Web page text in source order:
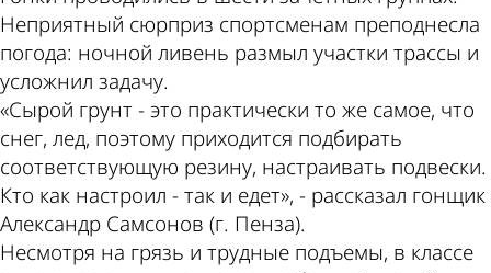
Неприятный сюрприз спортсменам преподнесла
погода: ночной ливень размыл участки трассы и
усложнил задачу.
«Сырой грунт - это практически то же самое, что
снег, лед, поэтому приходится подбирать
соответствующую резину, настраивать подвески.
Кто как настроил - так и едет», - рассказал гонщик
Александр Самсонов (г. Пенза).
Несмотря на грязь и трудные подъемы, в классе